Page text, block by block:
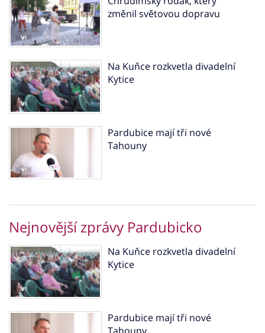
změnil světovou dopravu
Na Kuňce rozkvetla divadelní
Kytice
Pardubice mají tři nové
Tahouny
Nejnovější zprávy Pardubicko
Na Kuňce rozkvetla divadelní
Kytice
Pardubice mají tři nové